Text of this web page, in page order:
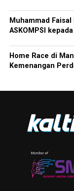
Muhammad
ASKOMPSI
Home Race di
Kemenangan